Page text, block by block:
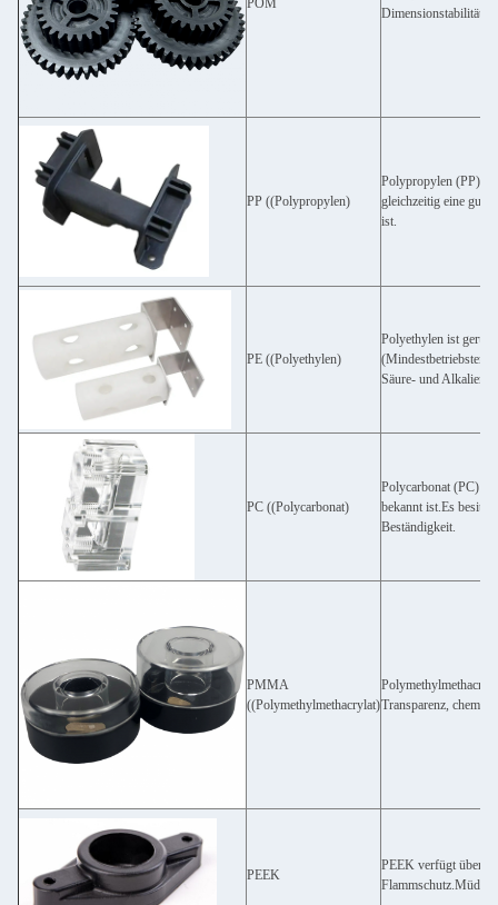
POM
Dimensionstabilität,
PP ((Polypropylen)
Polypropylen (PP) ist
gleichzeitig eine gute
ist.
PE ((Polyethylen)
Polyethylen ist
Säure- und
PC ((Polycarbonat)
Polycarbonat (PC) ist
bekannt ist.Es besitzt
Beständigkeit.
PMMA
((Polymethylmethacrylat)Transparenz,
PEEK
PEEK verfügt über